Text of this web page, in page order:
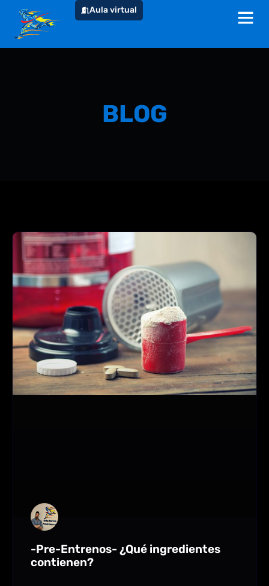
Aula virtual
BLOG
-Pre-Entrenos- ¿Qué ingredientes
contienen?